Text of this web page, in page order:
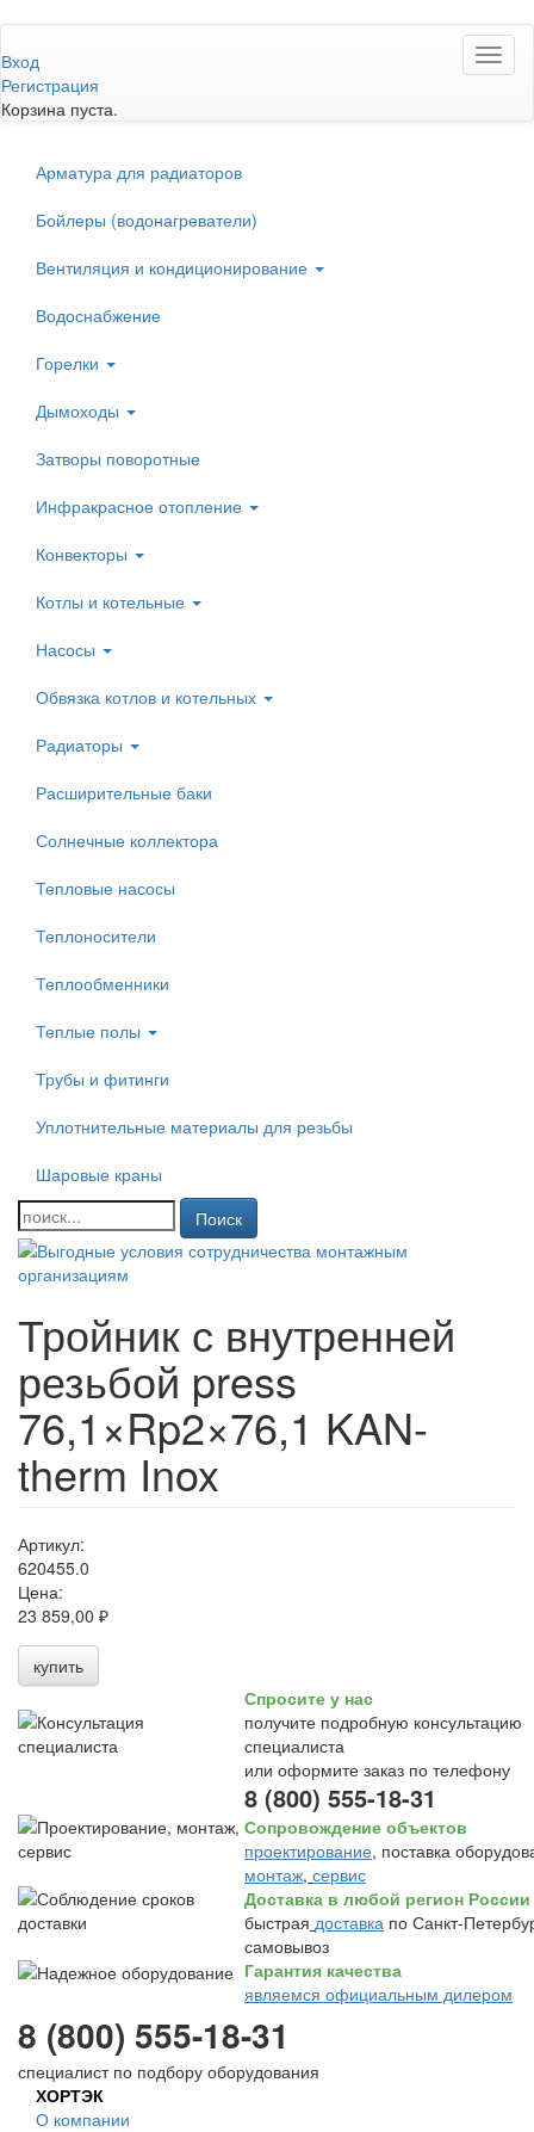
к
основному
содержанию
Вход
Регистрация
Корзина пуста.
Арматура для радиаторов
Бойлеры (водонагреватели)
Вентиляция и кондиционирование
Водоснабжение
Горелки
Дымоходы
Затворы поворотные
Инфракрасное отопление
Конвекторы
Котлы и котельные
Насосы
Обвязка котлов и котельных
Радиаторы
Расширительные баки
Солнечные коллектора
Тепловые насосы
Теплоносители
Теплообменники
Теплые полы
Трубы и фитинги
Уплотнительные материалы для резьбы
Шаровые краны
Поиск
Тройник с внутренней
резьбой press
76,1×Rp2×76,1 KAN-
therm Inox
Артикул:
620455.0
Цена:
23 859,00 ₽
купить
Спросите у нас
получите подробную консультацию
специалиста
или оформите заказ по телефону
8 (800) 555-18-31
Сопровождение объектов
проектирование, поставка
монтаж, сервис
Доставка в любой регион России
быстрая доставка по Санкт-
самовывоз
Гарантия качества
являемся официальным дилером
8 (800) 555-18-31
специалист по подбору оборудования
ХОРТЭК
О компании